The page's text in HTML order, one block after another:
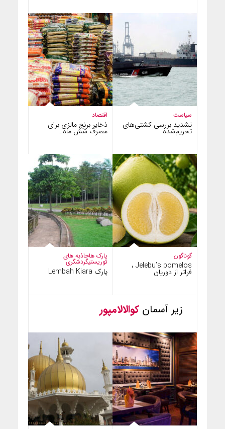
اقتصاد
ذخایر برنج مالزی برای
مصرف شش ماه…
سیاست
تشدید بررسی کشتی‌های
تحریم‌شده
پارک هاجاذبه های
توریستیگردشگری
پارک Lembah Kiara
گوناگون
Jelebu’s pomelos ،
فراتر از دوریان
زیر آسمان کوالالامپور